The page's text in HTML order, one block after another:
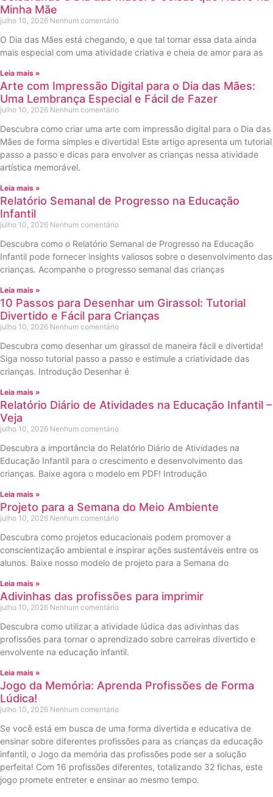
Minha Mãe
julho 10, 2026 Nenhum comentário
O Dia das Mães está chegando, e que tal tornar essa data ainda
mais especial com uma atividade criativa e cheia de amor para as
Leia mais »
Arte com Impressão Digital para o Dia das Mães:
Uma Lembrança Especial e Fácil de Fazer
julho 10, 2026 Nenhum comentário
Descubra como criar uma arte com impressão digital para o Dia das
Mães de forma simples e divertida! Este artigo apresenta um tutorial
passo a passo e dicas para envolver as crianças nessa atividade
artística memorável.
Leia mais »
Relatório Semanal de Progresso na Educação
Infantil
julho 10, 2026 Nenhum comentário
Descubra como o Relatório Semanal de Progresso na Educação
Infantil pode fornecer insights valiosos sobre o desenvolvimento das
crianças. Acompanhe o progresso semanal das crianças
Leia mais »
10 Passos para Desenhar um Girassol: Tutorial
Divertido e Fácil para Crianças
julho 10, 2026 Nenhum comentário
Descubra como desenhar um girassol de maneira fácil e divertida!
Siga nosso tutorial passo a passo e estimule a criatividade das
crianças. Introdução Desenhar é
Leia mais »
Relatório Diário de Atividades na Educação Infantil –
Veja
julho 10, 2026 Nenhum comentário
Descubra a importância do Relatório Diário de Atividades na
Educação Infantil para o crescimento e desenvolvimento das
crianças. Baixe agora o modelo em PDF! Introdução
Leia mais »
Projeto para a Semana do Meio Ambiente
julho 10, 2026 Nenhum comentário
Descubra como projetos educacionais podem promover a
conscientização ambiental e inspirar ações sustentáveis entre os
alunos. Baixe nosso modelo de projeto para a Semana do
Leia mais »
Adivinhas das profissões para imprimir
julho 10, 2026 Nenhum comentário
Descubra como utilizar a atividade lúdica das adivinhas das
profissões para tornar o aprendizado sobre carreiras divertido e
envolvente na educação infantil.
Leia mais »
Jogo da Memória: Aprenda Profissões de Forma
Lúdica!
julho 10, 2026 Nenhum comentário
Se você está em busca de uma forma divertida e educativa de
ensinar sobre diferentes profissões para as crianças da educação
infantil, o Jogo da memória das profissões pode ser a solução
perfeita! Com 16 profissões diferentes, totalizando 32 fichas, este
jogo promete entreter e ensinar ao mesmo tempo.